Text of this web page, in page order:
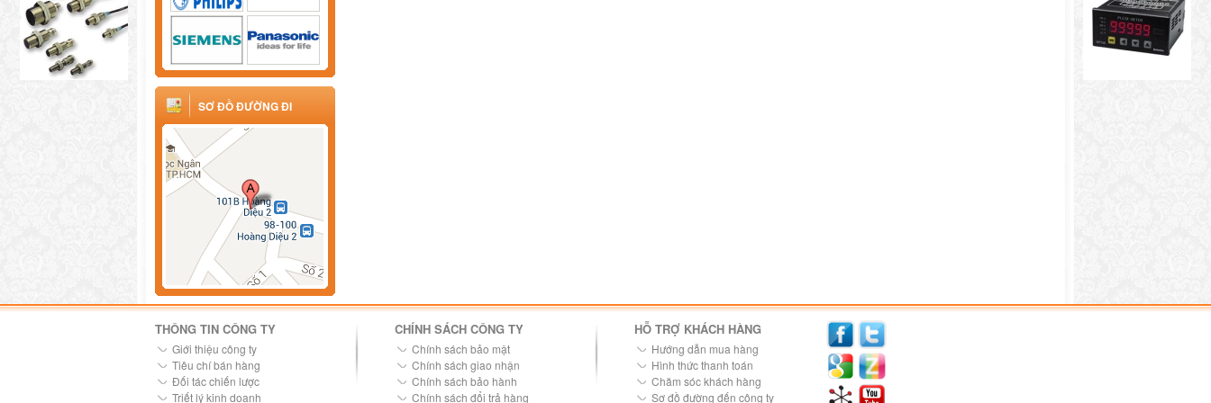
SƠ ĐỒ ĐƯỜNG ĐI
THÔNG TIN CÔNG TY
Giới thiệu công ty
Tiêu chí bán hàng
Đối tác chiến lược
Triết lý kinh doanh
CHÍNH SÁCH CÔNG TY
Chính sách bảo mật
Chính sách giao nhận
Chính sách bảo hành
Chính sách đổi trả hàng
HỖ TRỢ KHÁCH HÀNG
Hướng dẫn mua hàng
Hình thức thanh toán
Chăm sóc khách hàng
Sơ đồ đường đến công ty